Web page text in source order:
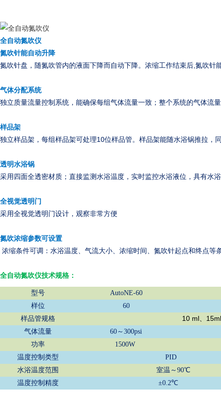
全自动氮吹仪
氮吹针能自动升降
氮吹针盘，随氮吹管内的液面下降而自动下降。浓缩工作结束后,氮吹针
气体分配系统
独立质量流量控制系统，能确保每组气体流量一致；整个系统的气体流
样品架
独立样品架，每组样品架可处理10位样品管。样品架能随水浴锅推拉，
透明水浴锅
采用四面全透密材质；直接监测水浴温度， 实时监控水浴液位，具有水
全视觉透明门
采用全视觉透明门设计，观察非常方便
氮吹浓缩参数可设置
浓缩条件可调：水浴温度、气流大小、浓缩时间、氮吹针起点和终点等
全自动氮吹仪技术规格：
型号
AutoNE-60
样位
60
样品管规格
10 ml、 15ml
气体流量 60 ～ 300psi
功率
1500W
温度控制类型
PID
水浴温度范围
室温～ 90℃
温度控制精度
±0.2℃